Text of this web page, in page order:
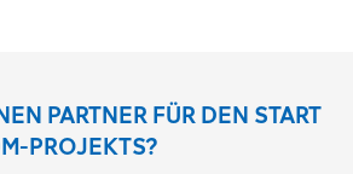
PARTNER FÜR DEN START
PROJEKTS?